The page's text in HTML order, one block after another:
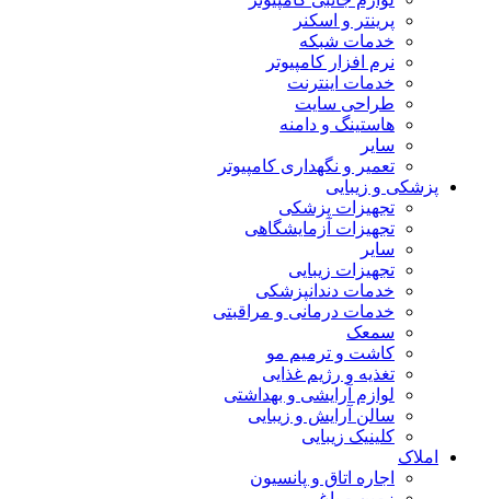
پرینتر و اسکنر
خدمات شبکه
نرم افزار کامپیوتر
خدمات اینترنت
طراحی سایت
هاستینگ و دامنه
سایر
تعمیر و نگهداری کامپیوتر
پزشکی و زیبایی
تجهیزات پزشکی
تجهیزات آزمایشگاهی
سایر
تجهیزات زیبایی
خدمات دندانپزشکی
خدمات درمانی و مراقبتی
سمعک
کاشت و ترمیم مو
تغذیه و رژیم غذایی
لوازم آرایشی و بهداشتی
سالن آرایش و زیبایی
کلینیک زیبایی
املاک
اجاره اتاق و پانسیون